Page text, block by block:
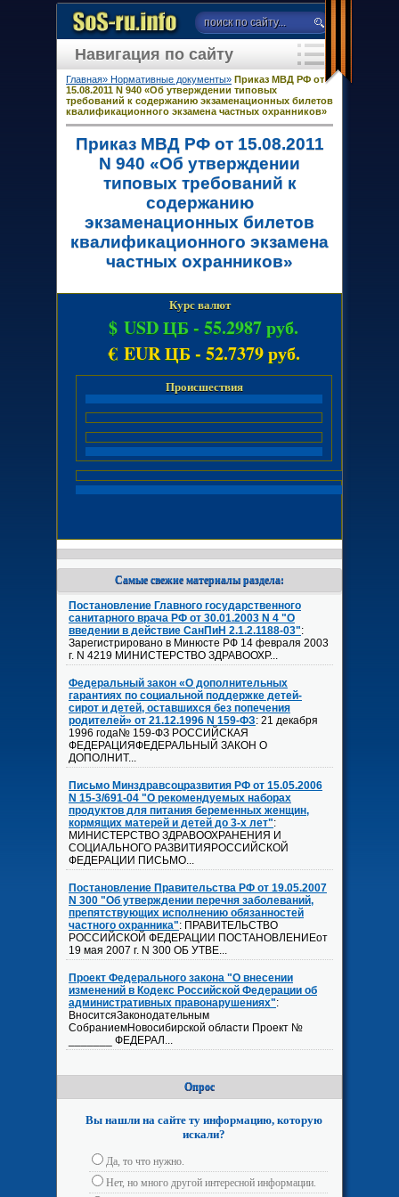
Главная» Нормативные документы» Приказ МВД РФ от
15.08.2011 N 940 «Об утверждении типовых
требований к содержанию экзаменационных билетов
квалификационного экзамена частных охранников»
Приказ МВД РФ от 15.08.2011
N 940 «Об утверждении
типовых требований к
содержанию
экзаменационных билетов
квалификационного экзамена
частных охранников»
Курс валют
$ USD ЦБ - 55.2987 руб.
€ EUR ЦБ - 52.7379 руб.
Происшествия
Самые свежие материалы раздела:
Постановление Главного государственного
санитарного врача РФ от 30.01.2003 N 4 "О
введении в действие СанПиН 2.1.2.1188-03":
Зарегистрировано в Минюсте РФ 14 февраля 2003
г. N 4219 МИНИСТЕРСТВО ЗДРАВООХР...
Федеральный закон «О дополнительных
гарантиях по социальной поддержке детей-
сирот и детей, оставшихся без попечения
родителей» от 21.12.1996 N 159-ФЗ: 21 декабря
1996 года№ 159-ФЗ РОССИЙСКАЯ
ФЕДЕРАЦИЯФЕДЕРАЛЬНЫЙ ЗАКОН О
ДОПОЛНИТ...
Письмо Минздравсоцразвития РФ от 15.05.2006
N 15-3/691-04 "О рекомендуемых наборах
продуктов для питания беременных женщин,
кормящих матерей и детей до 3-х лет":
МИНИСТЕРСТВО ЗДРАВООХРАНЕНИЯ И
СОЦИАЛЬНОГО РАЗВИТИЯРОССИЙСКОЙ
ФЕДЕРАЦИИ ПИСЬМО...
Постановление Правительства РФ от 19.05.2007
N 300 "Об утверждении перечня заболеваний,
препятствующих исполнению обязанностей
частного охранника": ПРАВИТЕЛЬСТВО
РОССИЙСКОЙ ФЕДЕРАЦИИ ПОСТАНОВЛЕНИЕот
19 мая 2007 г. N 300 ОБ УТВЕ...
Проект Федерального закона "О внесении
изменений в Кодекс Российской Федерации об
административных правонарушениях":
ВноситсяЗаконодательным
СобраниемНовосибирской области Проект №
_______ ФЕДЕРАЛ...
Опрос
Вы нашли на сайте ту информацию, которую
искали?
Да, то что нужно.
Нет, но много другой интересной информации.
Навигация по сайту